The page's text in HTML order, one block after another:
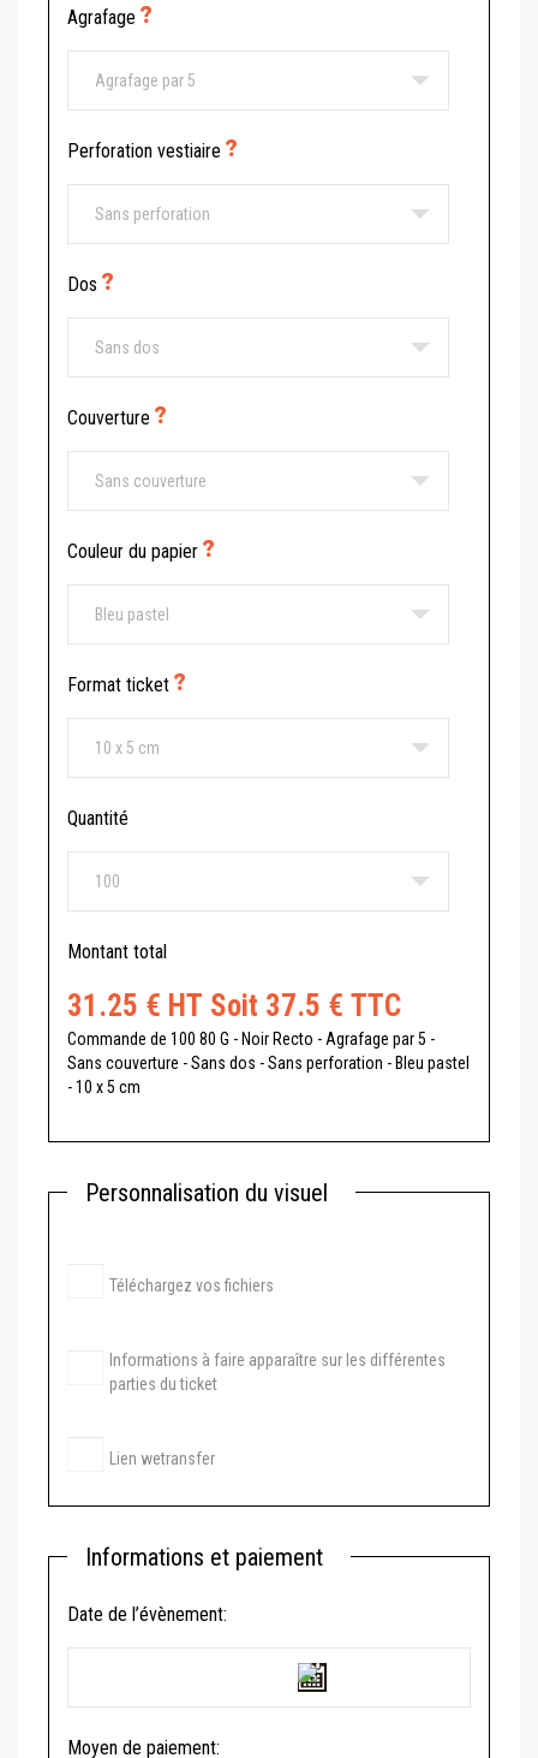
Agrafage
Perforation vestiaire
Dos
Couverture
Couleur du papier
Format ticket
Quantité
Montant total
31.25 € HT Soit 37.5 € TTC
Commande de 100 80 G - Noir Recto - Agrafage par 5 -
Sans couverture - Sans dos - Sans perforation - Bleu pastel
- 10 x 5 cm
Personnalisation du visuel
Téléchargez vos fichiers
Informations à faire apparaître sur les différentes
parties du ticket
Lien wetransfer
Informations et paiement
Date de l’évènement:
Moyen de paiement: